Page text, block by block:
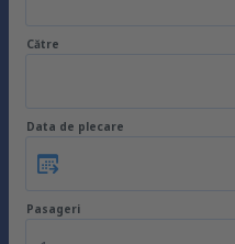
Către
Data de plecare
Pasageri